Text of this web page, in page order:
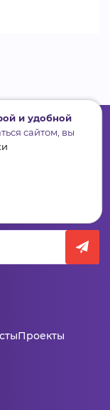
мероприятия
Проекты
и удобной
сайтом, вы